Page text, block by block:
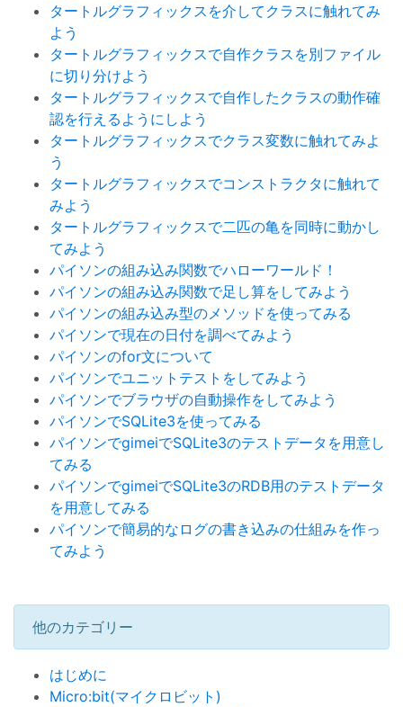
タートルグラフィックスを介してクラスに触れてみ
よう
タートルグラフィックスで自作クラスを別ファイル
に切り分けよう
タートルグラフィックスで自作したクラスの動作確
認を行えるようにしよう
タートルグラフィックスでクラス変数に触れてみよ
う
タートルグラフィックスでコンストラクタに触れて
みよう
タートルグラフィックスで二匹の亀を同時に動かし
てみよう
パイソンの組み込み関数でハローワールド！
パイソンの組み込み関数で足し算をしてみよう
パイソンの組み込み型のメソッドを使ってみる
パイソンで現在の日付を調べてみよう
パイソンのfor文について
パイソンでユニットテストをしてみよう
パイソンでブラウザの自動操作をしてみよう
パイソンでSQLite3を使ってみる
パイソンでgimeiでSQLite3のテストデータを用意し
てみる
パイソンでgimeiでSQLite3のRDB用のテストデータ
を用意してみる
パイソンで簡易的なログの書き込みの仕組みを作っ
てみよう
他のカテゴリー
はじめに
Micro:bit(マイクロビット)